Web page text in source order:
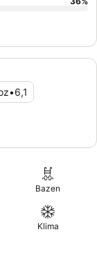
•6,1
Bazen
Klima